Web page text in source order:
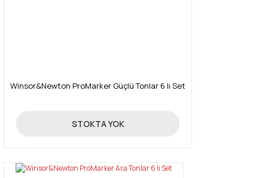
Winsor&Newton ProMarker Güçlü Tonlar 6 lı Set
131,18 TL
STOKTA YOK